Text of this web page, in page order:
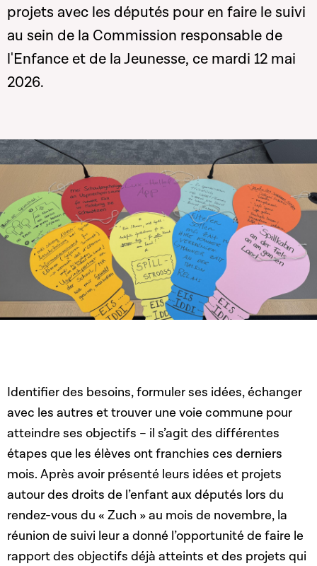
projets avec les députés pour en faire le suivi
au sein de la Commission responsable de
l'Enfance et de la Jeunesse, ce mardi 12 mai
2026.
Identifier des besoins, formuler ses idées, échanger
avec les autres et trouver une voie commune pour
atteindre ses objectifs – il s’agit des différentes
étapes que les élèves ont franchies ces derniers
mois. Après avoir présenté leurs idées et projets
autour des droits de l’enfant aux députés lors du
rendez-vous du « Zuch » au mois de novembre, la
réunion de suivi leur a donné l’opportunité de faire le
rapport des objectifs déjà atteints et des projets qui